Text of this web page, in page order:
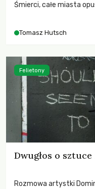
Śmierci, całe miasta
największych katastrof
Tomasz Hutsch
Dwugłos o
Rozmowa artystki
Felietony